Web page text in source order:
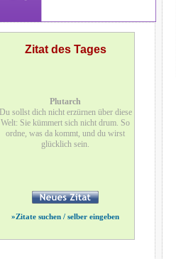
Zitat des Tages
Plutarch
Du sollst dich nicht erzürnen über diese
Welt: Sie kümmert sich nicht drum. So
ordne, was da kommt, und du wirst
glücklich sein.
»Zitate suchen / selber eingeben